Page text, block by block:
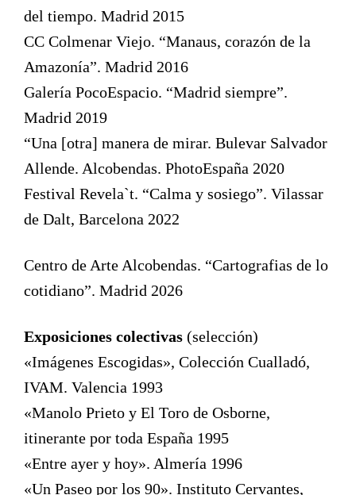
del tiempo. Madrid 2015
CC Colmenar Viejo. “Manaus, corazón de la
Amazonía”. Madrid 2016
Galería PocoEspacio. “Madrid siempre”.
Madrid 2019
“Una [otra] manera de mirar. Bulevar Salvador
Allende. Alcobendas. PhotoEspaña 2020
Festival Revela`t. “Calma y sosiego”. Vilassar
de Dalt, Barcelona 2022
Centro de Arte Alcobendas. “Cartografias de lo
cotidiano”. Madrid 2026
Exposiciones colectivas (selección)
«Imágenes Escogidas», Colección Cualladó,
IVAM. Valencia 1993
«Manolo Prieto y El Toro de Osborne,
itinerante por toda España 1995
«Entre ayer y hoy». Almería 1996
«Un Paseo por los 90». Instituto Cervantes,